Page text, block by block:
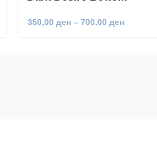
350,00 ден – 700,00 ден